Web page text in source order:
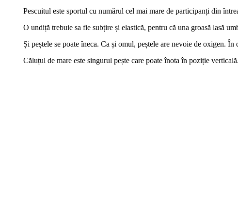
Pescuitul este sportul cu numărul cel mai mare de participanți din
O undiță trebuie sa fie subțire și elastică, pentru că una groasă lasă
Și peștele se poate îneca. Ca și omul, peștele are nevoie de oxigen.
Căluțul de mare este singurul pește care poate înota în poziție verticală.